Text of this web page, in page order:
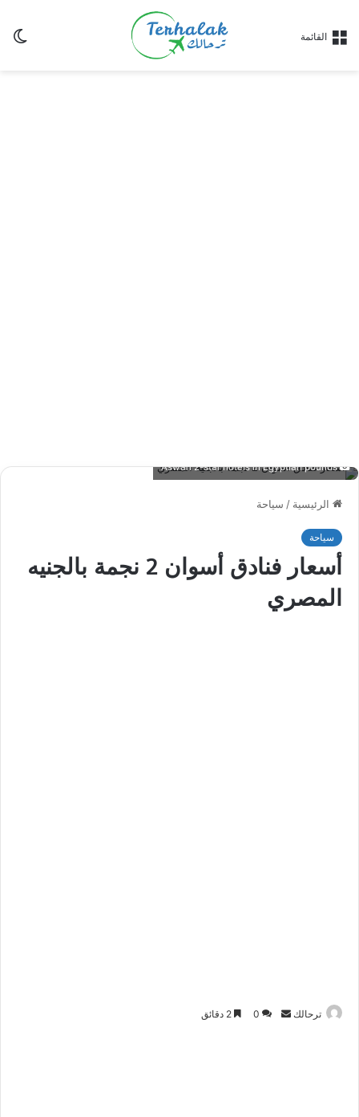
القائمة
Aswan 2-star hotels in Egyptian pounds
الرئيسية / سياحة
سياحة
أسعار فنادق أسوان 2 نجمة بالجنيه
المصري
ترحالك
أرسل 0